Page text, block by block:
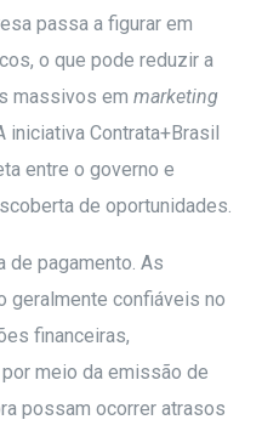
passa a figurar em
o que pode reduzir a
massivos emmarketing
iniciativa Contrata+Brasil
entre o governo e
de oportunidades.
de pagamento. As
geralmente confiáveis no
financeiras,
meio da emissão de
possam ocorrer atrasos